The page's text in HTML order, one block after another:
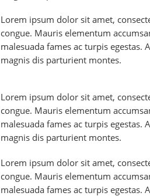
Lorem ipsum dolor sit amet,
congue. Mauris elementum
malesuada fames ac turpis egestas.
magnis dis parturient montes.
Lorem ipsum dolor sit amet,
congue. Mauris elementum
malesuada fames ac turpis egestas.
magnis dis parturient montes.
Lorem ipsum dolor sit amet,
congue. Mauris elementum
malesuada fames ac turpis egestas.